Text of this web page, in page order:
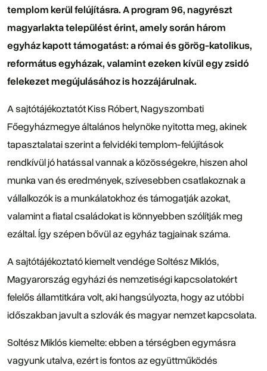
templom kerül felújításra. A program 96, nagyrészt
magyarlakta települést érint, amely során három
egyház kapott támogatást: a római és görög-katolikus,
református egyházak, valamint ezeken kívül egy zsidó
felekezet megújulásához is hozzájárulnak.
A sajtótájékoztatót Kiss Róbert, Nagyszombati
Főegyházmegye általános helynöke nyitotta meg, akinek
tapasztalatai szerint a felvidéki templom-felújítások
rendkívül jó hatással vannak a közösségekre, hiszen ahol
munka van és eredmények, szívesebben csatlakoznak a
vállalkozók is a munkálatokhoz és támogatják azokat,
valamint a fiatal családokat is könnyebben szólítják meg
ezáltal. Így szépen bővül az egyház tagjainak száma.
A sajtótájékoztató kiemelt vendége Soltész Miklós,
Magyarország egyházi és nemzetiségi kapcsolatokért
felelős államtitkára volt, aki hangsúlyozta, hogy az utóbbi
időszakban javult a szlovák és magyar nemzet kapcsolata.
Soltész Miklós kiemelte: ebben a térségben egymásra
vagyunk utalva, ezért is fontos az együttműködés